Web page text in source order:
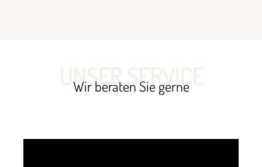
UNSER SERVICE
Wir beraten Sie gerne